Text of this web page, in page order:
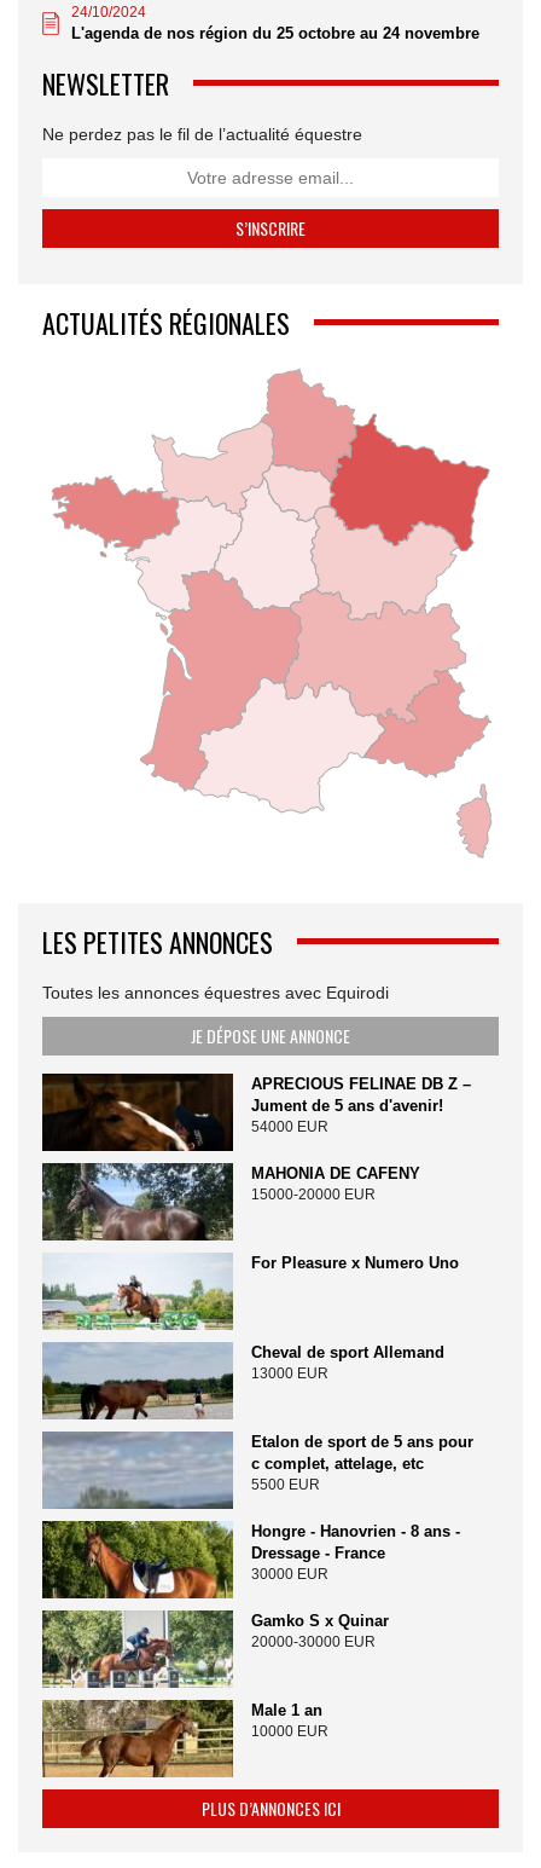
24/10/2024
L'agenda de nos région du 25 octobre au 24 novembre
NEWSLETTER
Ne perdez pas le fil de l’actualité équestre
ACTUALITÉS RÉGIONALES
LES PETITES ANNONCES
Toutes les annonces équestres avec Equirodi
JE DÉPOSE UNE ANNONCE
APRECIOUS FELINAE DB Z –
Jument de 5 ans d'avenir!
54000 EUR
MAHONIA DE CAFENY
15000-20000 EUR
For Pleasure x Numero Uno
Cheval de sport Allemand
13000 EUR
Etalon de sport de 5 ans pour
c complet, attelage, etc
5500 EUR
Hongre - Hanovrien - 8 ans -
Dressage - France
30000 EUR
Gamko S x Quinar
20000-30000 EUR
Male 1 an
10000 EUR
PLUS D’ANNONCES ICI